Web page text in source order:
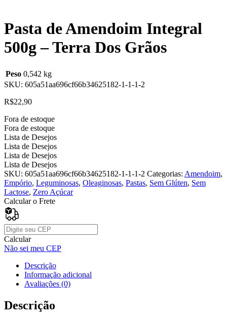
Pasta de Amendoim Integral
500g – Terra Dos Grãos
Peso 0,542 kg
SKU: 605a51aa696cf66b34625182-1-1-1-2
R$22,90
Fora de estoque
Fora de estoque
Lista de Desejos
Lista de Desejos
Lista de Desejos
Lista de Desejos
SKU: 605a51aa696cf66b34625182-1-1-1-2 Categorias: Amendoim,
Empório, Leguminosas, Oleaginosas, Pastas, Sem Glúten, Sem
Lactose, Zero Açúcar
Calcular o Frete
Calcular
Não sei meu CEP
Descrição
Informação adicional
Avaliações (0)
Descrição